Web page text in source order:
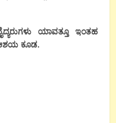
ಯಾವತ್ತೂ ಇಂತಹ
ಆಶಯ ಕೂಡ.